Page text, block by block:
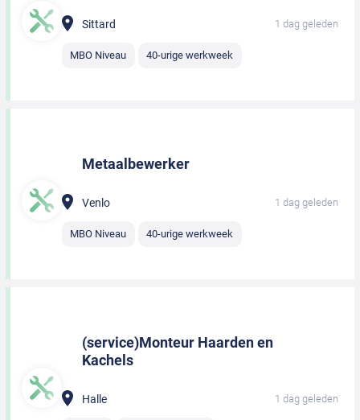
Sittard 1 dag geleden
MBO Niveau 40-urige werkweek
Metaalbewerker
Venlo 1 dag geleden
MBO Niveau 40-urige werkweek
(service)Monteur Haarden en
Kachels
Halle 1 dag geleden